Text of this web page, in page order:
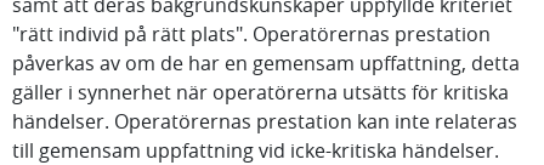
"rätt individ på rätt plats". Operatörernas prestation
påverkas av om de har en gemensam upffattning, detta
gäller i synnerhet när operatörerna utsätts för kritiska
händelser. Operatörernas prestation kan inte relateras
till gemensam uppfattning vid icke-kritiska händelser.